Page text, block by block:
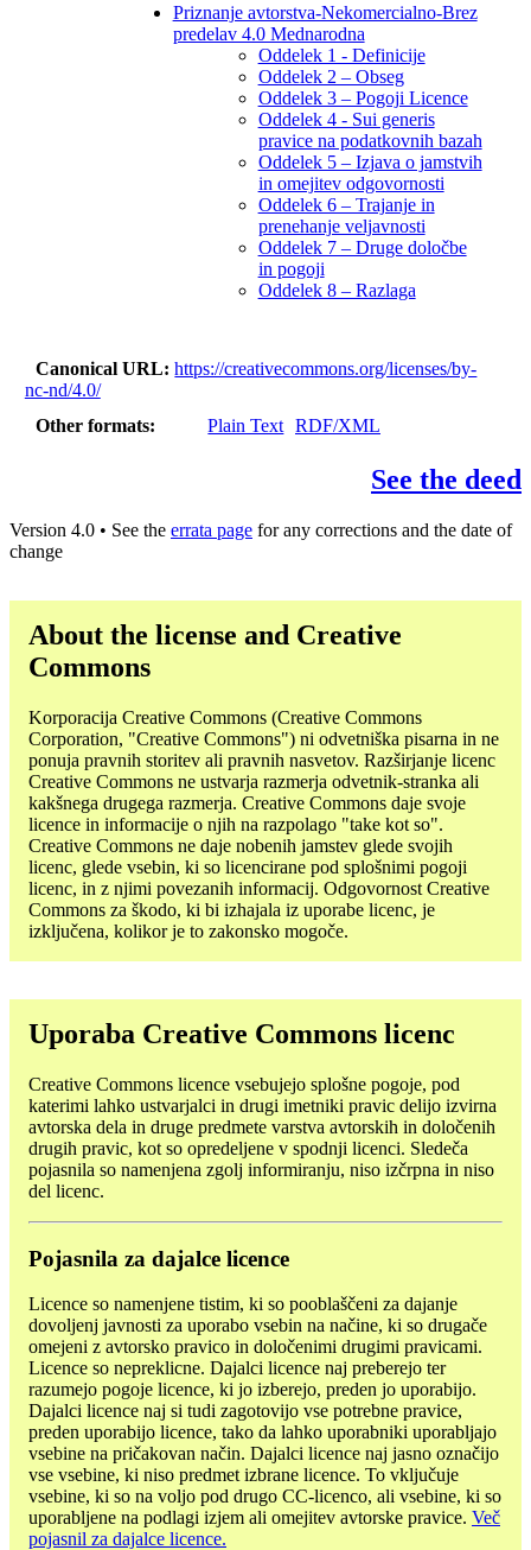
Priznanje avtorstva-Nekomercialno-Brez
predelav 4.0 Mednarodna
Oddelek 1 - Definicije
Oddelek 2 – Obseg
Oddelek 3 – Pogoji Licence
Oddelek 4 - Sui generis
pravice na podatkovnih bazah
Oddelek 5 – Izjava o jamstvih
in omejitev odgovornosti
Oddelek 6 – Trajanje in
prenehanje veljavnosti
Oddelek 7 – Druge določbe
in pogoji
Oddelek 8 – Razlaga
Canonical URL
https://creativecommons.org/licenses/by-
nc-nd/4.0/
Other formats
Plain Text RDF/XML
See the deed
Version 4.0 • See the errata page for any corrections and the date of
change
About the license and Creative
Commons
Korporacija Creative Commons (Creative Commons
Corporation, "Creative Commons") ni odvetniška pisarna in ne
ponuja pravnih storitev ali pravnih nasvetov. Razširjanje licenc
Creative Commons ne ustvarja razmerja odvetnik-stranka ali
kakšnega drugega razmerja. Creative Commons daje svoje
licence in informacije o njih na razpolago "take kot so".
Creative Commons ne daje nobenih jamstev glede svojih
licenc, glede vsebin, ki so licencirane pod splošnimi pogoji
licenc, in z njimi povezanih informacij. Odgovornost Creative
Commons za škodo, ki bi izhajala iz uporabe licenc, je
izključena, kolikor je to zakonsko mogoče.
Uporaba Creative Commons licenc
Creative Commons licence vsebujejo splošne pogoje, pod
katerimi lahko ustvarjalci in drugi imetniki pravic delijo izvirna
avtorska dela in druge predmete varstva avtorskih in določenih
drugih pravic, kot so opredeljene v spodnji licenci. Sledeča
pojasnila so namenjena zgolj informiranju, niso izčrpna in niso
del licenc.
Pojasnila za dajalce licence
Licence so namenjene tistim, ki so pooblaščeni za dajanje
dovoljenj javnosti za uporabo vsebin na načine, ki so drugače
omejeni z avtorsko pravico in določenimi drugimi pravicami.
Licence so nepreklicne. Dajalci licence naj preberejo ter
razumejo pogoje licence, ki jo izberejo, preden jo uporabijo.
Dajalci licence naj si tudi zagotovijo vse potrebne pravice,
preden uporabijo licence, tako da lahko uporabniki uporabljajo
vsebine na pričakovan način. Dajalci licence naj jasno označijo
vse vsebine, ki niso predmet izbrane licence. To vključuje
vsebine, ki so na voljo pod drugo CC-licenco, ali vsebine, ki so
uporabljene na podlagi izjem ali omejitev avtorske pravice. Več
pojasnil za dajalce licence.